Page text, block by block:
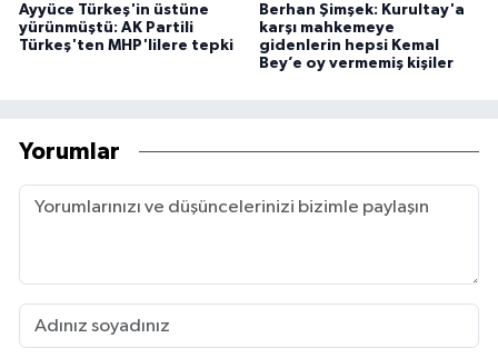
Ayyüce Türkeş'in üstüne
yürünmüştü: AK Partili
Türkeş'ten MHP'lilere tepki
Berhan Şimşek: Kurultay'a
karşı mahkemeye
gidenlerin hepsi Kemal
Bey’e oy vermemiş kişiler
Yorumlar